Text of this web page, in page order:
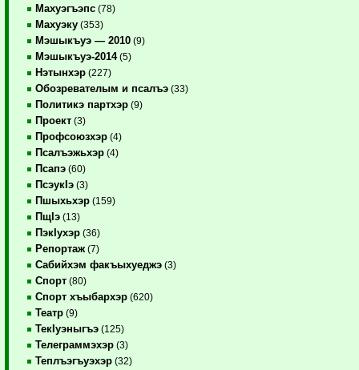
Махуэгъэпс (78)
Махуэку (353)
Мэшыкъуэ — 2010 (9)
Мэшыкъуэ-2014(5)
Нэтынхэр (227)
Обозревателым и псалъэ (33)
Политикэ партхэр (9)
Проект (3)
Профсоюзхэр (4)
Псалъэжьхэр (4)
Псапэ (60)
ПсэукIэ (3)
Пшыхьхэр (159)
ПщIэ (13)
ПэкIухэр (36)
Репортаж (7)
Сабийхэм факъыхуеджэ (3)
Спорт (80)
Спорт хъыбархэр (620)
Театр (9)
ТекIуэныгъэ (125)
Телеграммэхэр (3)
Теплъэгъуэхэр (32)